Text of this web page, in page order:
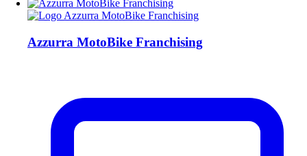
Azzurra MotoBike Franchising